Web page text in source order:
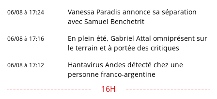
06/08 à 17:24
Vanessa Paradis annonce sa séparation
avec Samuel Benchetrit
06/08 à 17:16
En plein été, Gabriel Attal omniprésent sur
le terrain et à portée des critiques
06/08 à 17:12
Hantavirus Andes détecté chez une
personne franco-argentine
16H